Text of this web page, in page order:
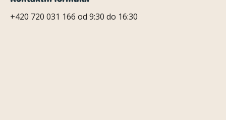
+420 720 031 166 od 9:30 do 16:30